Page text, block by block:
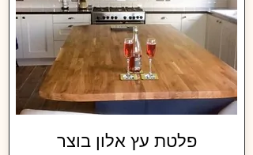
פלטת עץ אלון בוצר